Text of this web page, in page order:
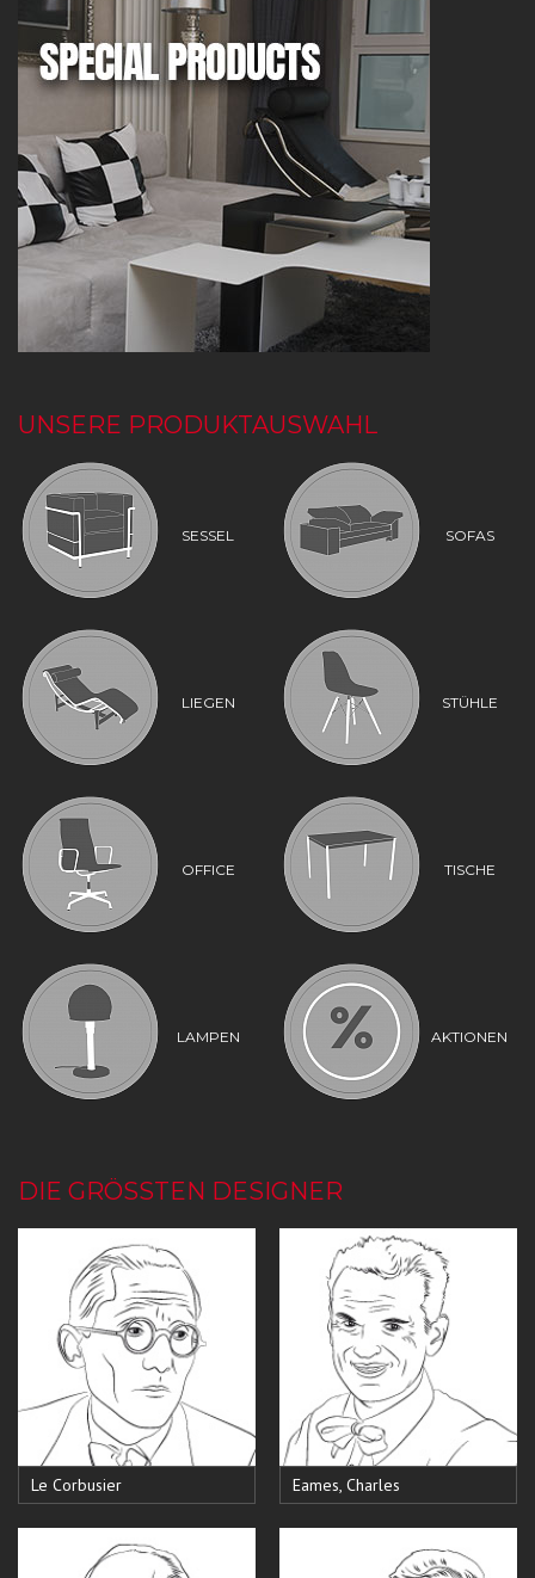
UNSERE PRODUKTAUSWAHL
SESSEL SOFAS
LIEGEN STÜHLE
OFFICE TISCHE
LAMPEN AKTIONEN
DIE GRÖSSTEN DESIGNER
Le Corbusier Eames, Charles